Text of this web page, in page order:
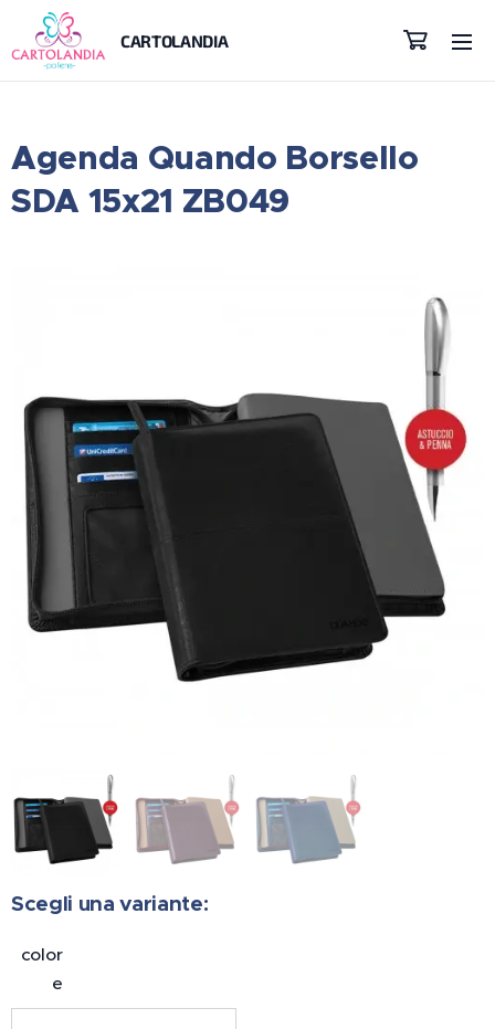
CARTOLANDIA
Agenda Quando Borsello
SDA 15x21 ZB049
Scegli una variante:
color
e